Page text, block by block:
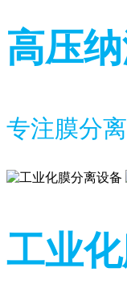
高压
专注膜分
工业